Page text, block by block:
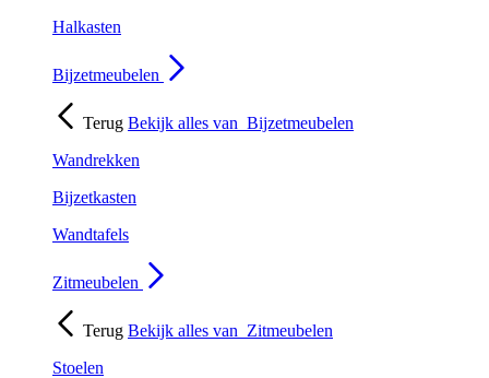
Halkasten
Bijzetmeubelen
Terug Bekijk alles van Bijzetmeubelen
Wandrekken
Bijzetkasten
Wandtafels
Zitmeubelen
Terug Bekijk alles van Zitmeubelen
Stoelen